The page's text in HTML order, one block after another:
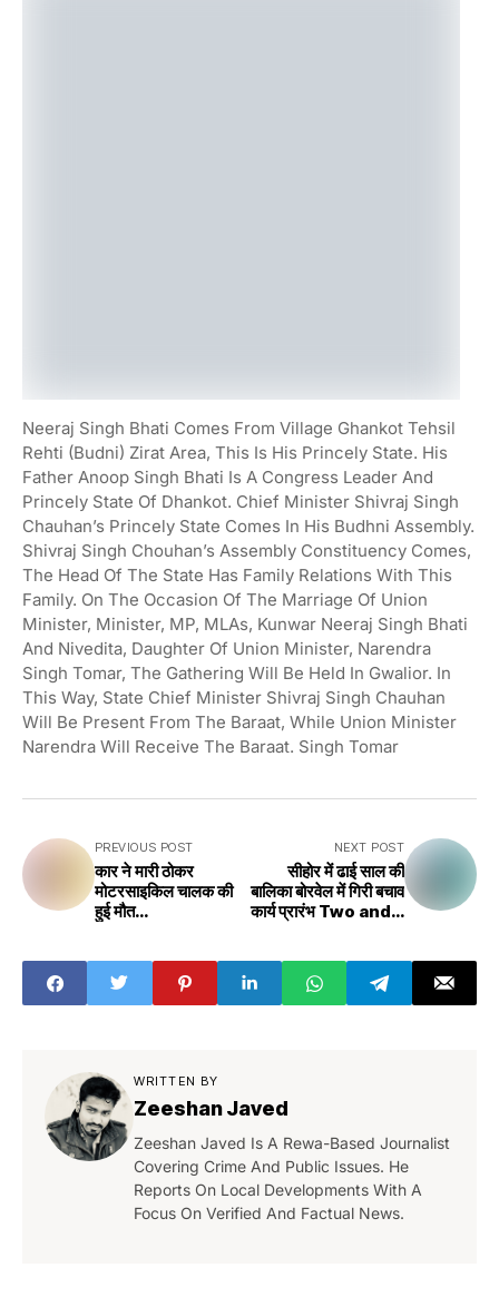
Neeraj Singh Bhati Comes From Village Ghankot Tehsil
Rehti (Budni) Zirat Area, This Is His Princely State. His
Father Anoop Singh Bhati Is A Congress Leader And
Princely State Of Dhankot. Chief Minister Shivraj Singh
Chauhan’s Princely State Comes In His Budhni Assembly.
Shivraj Singh Chouhan’s Assembly Constituency Comes,
The Head Of The State Has Family Relations With This
Family. On The Occasion Of The Marriage Of Union
Minister, Minister, MP, MLAs, Kunwar Neeraj Singh Bhati
And Nivedita, Daughter Of Union Minister, Narendra
Singh Tomar, The Gathering Will Be Held In Gwalior. In
This Way, State Chief Minister Shivraj Singh Chauhan
Will Be Present From The Baraat, While Union Minister
Narendra Will Receive The Baraat. Singh Tomar
PREVIOUS POST
कार ने मारी ठोकर
मोटरसाइकिल चालक की
हुई मौत
a car
NEXT POST
सीहोर में ढाई साल की
बालिका बोरवेल में गिरी बचाव
कार्य प्रारंभ Two and a
in Sehore, rescue
operation started
WRITTEN BY
Zeeshan Javed
Zeeshan Javed Is A Rewa-Based Journalist
Covering Crime And Public Issues. He
Reports On Local Developments With A
Focus On Verified And Factual News.